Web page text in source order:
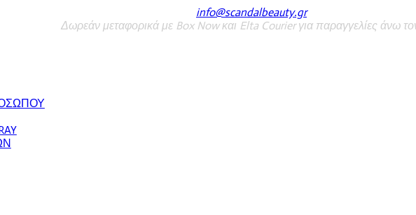
info@scandalbeauty.gr
Δωρεάν μεταφορικά με Box Now και Elta Courier για παραγγελίες άνω